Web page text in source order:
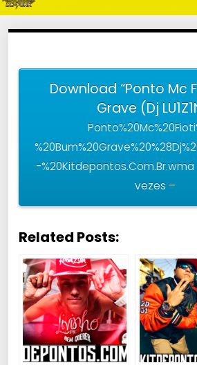
Download “Ponto Mc
Grave (Dj
-%20Kitdepontos.Com.Br.wma
vezes –
Related Posts: